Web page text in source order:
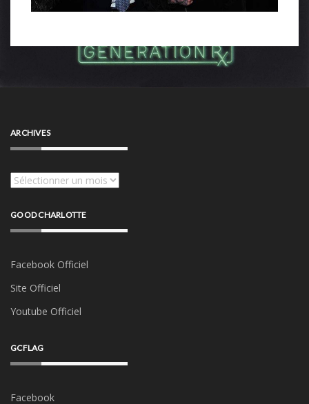
ARCHIVES
Archives
GOOD CHARLOTTE
Facebook Officiel
Site Officiel
Youtube Officiel
GCFLAG
Facebook